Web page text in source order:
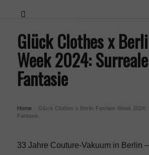
Menü
Glück Clothes x
Week 2024:
Fantasie
Home
Glück Clothes x Berlin Fashion Week 2024:
Fantasie
33 Jahre Couture-Vakuum in Berlin